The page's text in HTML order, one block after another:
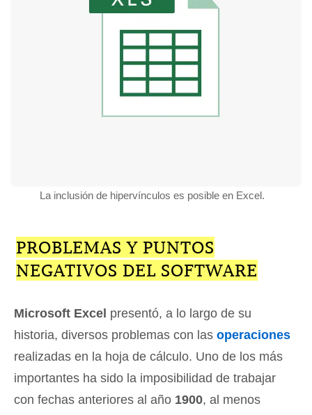
La inclusión de hipervínculos es posible en Excel.
PROBLEMAS Y PUNTOS
NEGATIVOS DEL SOFTWARE
Microsoft Excel presentó, a lo largo de su
historia, diversos problemas con las operaciones
realizadas en la hoja de cálculo. Uno de los más
importantes ha sido la imposibilidad de trabajar
con fechas anteriores al año 1900, al menos